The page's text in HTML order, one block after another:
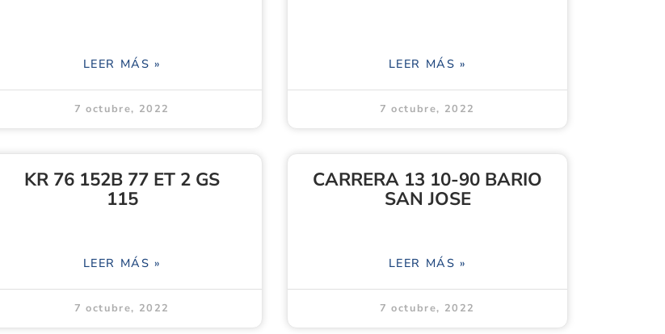
LEER MÁS »
7 octubre, 2022
LEER MÁS »
7 octubre, 2022
KR 76 152B 77 ET 2 GS
115
LEER MÁS »
7 octubre, 2022
CARRERA 13 10-90 BARIO
SAN JOSE
LEER MÁS »
7 octubre, 2022